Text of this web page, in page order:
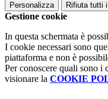
Personalizza Rifiuta tutti
Gestione cookie
In questa schermata è
I cookie necessari sono
piattaforma e non è
Per conoscere quali sono i
visionare la COOKIE